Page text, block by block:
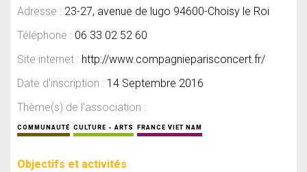
Adresse : 23-27, avenue de lugo 94600-Choisy le Roi
Téléphone : 06 33 02 52 60
Site internet : http://www.compagnieparisconcert.fr/
Date d'inscription : 14 Septembre 2016
Thème(s) de l'association :
COMMUNAUTÉ CULTURE - ARTS FRANCE VIET NAM
Objectifs et activités